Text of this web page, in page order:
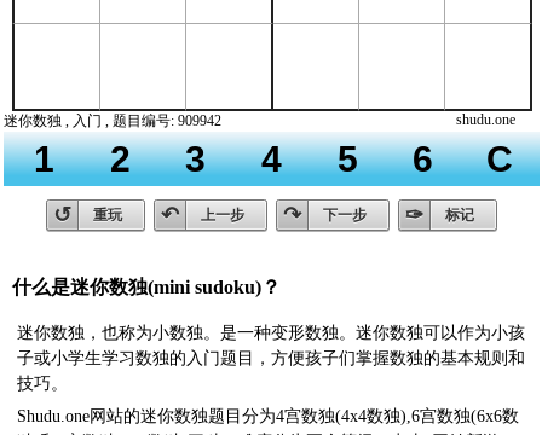
什么是迷你数独(mini sudoku)？
迷你数独，也称为小数独。是一种变形数独。迷你数独可以作为小孩
子或小学生学习数独的入门题目，方便孩子们掌握数独的基本规则和
技巧。
Shudu.one网站的迷你数独题目分为4宫数独(4x4数独),6宫数独(6x6数